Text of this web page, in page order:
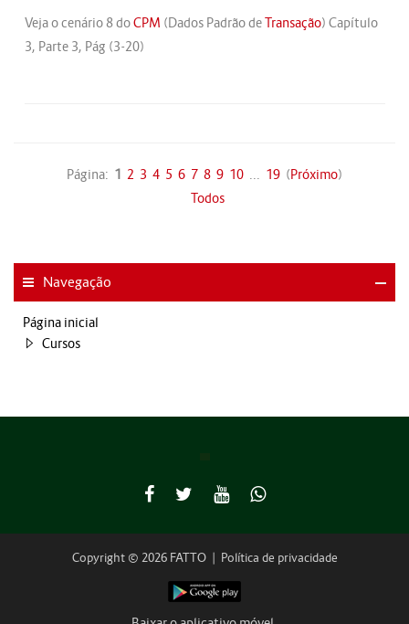
Veja o cenário 8 doCPM (Dados Padrão deTransação) Capítulo
3, Parte 3, Pág (3-20)
Página: 1 2 3 4 5 6 7 8 9 10 ... 19 (Próximo)
Todos
Navegação
Página inicial
Cursos
Copyright © 2026 FATTO | Política de privacidade